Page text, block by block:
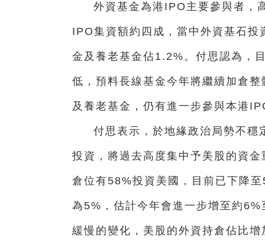
外資基金為港IPO主要參與者，
IPO集資額約四成，當中外資基石
金及養老基金佔1.2%。付思認為，
低，預料長線基金今年將繼續加倉
及養老基金，仍有進一步參與本港
付思表示，於地緣政治局勢不穩
投資，將過去高度集中予美股的資
倉位有58%投資美國，目前已下降
為5%，估計今年會進一步增至約
緩慢的變化，美股的外資持倉佔比